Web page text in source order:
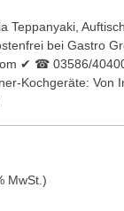
Teppanyaki,
bei Gastro
✔ ☎ 03586/
Kochgeräte: Von
MwSt.)